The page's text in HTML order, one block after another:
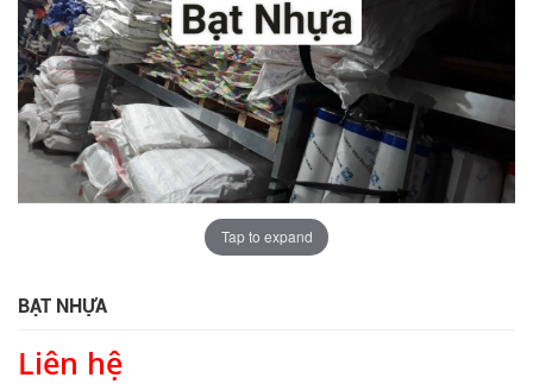
Tap to expand
BẠT NHỰA
Liên hệ